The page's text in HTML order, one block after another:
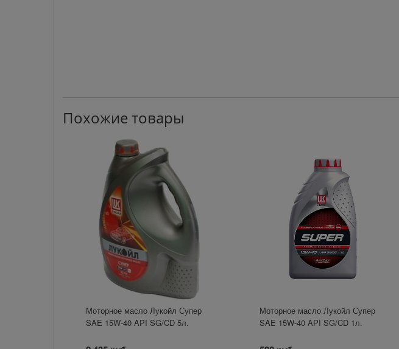
Похожие товары
Моторное масло Лукойл Супер
SAE 15W-40 API SG/CD 5л.
Моторное масло Лукойл Супер
SAE 15W-40 API SG/CD 1л.